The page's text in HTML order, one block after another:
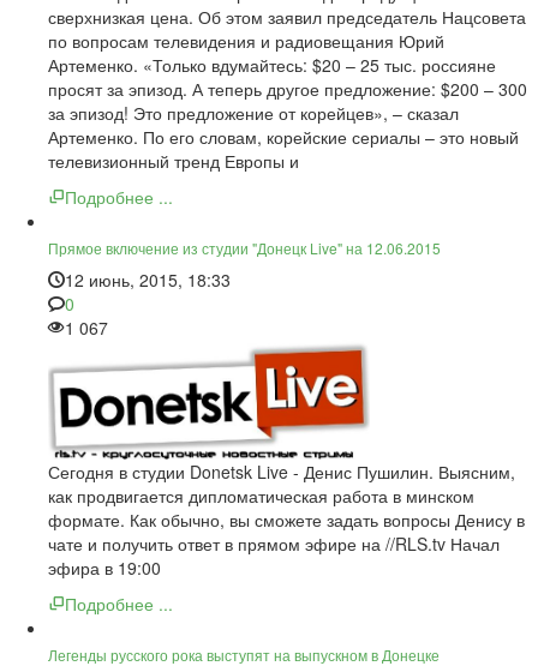
сверхнизкая цена. Об этом заявил председатель Нацсовета
по вопросам телевидения и радиовещания Юрий
Артеменко. «Только вдумайтесь: $20 – 25 тыс. россияне
просят за эпизод. А теперь другое предложение: $200 – 300
за эпизод! Это предложение от корейцев», – сказал
Артеменко. По его словам, корейские сериалы – это новый
телевизионный тренд Европы и
Подробнее ...
Прямое включение из студии "Донецк Live" на 12.06.2015
12 июнь, 2015, 18:33
0
1 067
Сегодня в студии Donetsk Live - Денис Пушилин. Выясним,
как продвигается дипломатическая работа в минском
формате. Как обычно, вы сможете задать вопросы Денису в
чате и получить ответ в прямом эфире на //RLS.tv Начал
эфира в 19:00
Подробнее ...
Легенды русского рока выступят на выпускном в Донецке